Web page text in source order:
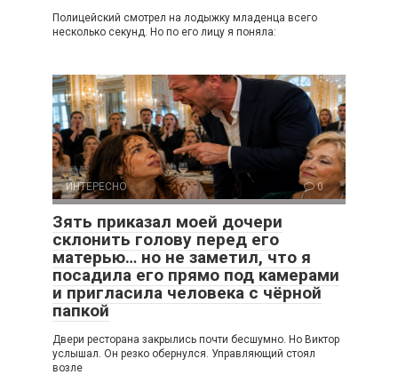
Полицейский смотрел на лодыжку младенца всего
несколько секунд. Но по его лицу я поняла:
ИНТЕРЕСНО 0
Зять приказал моей дочери
склонить голову перед его
матерью… но не заметил, что я
посадила его прямо под камерами
и пригласила человека с чёрной
папкой
Двери ресторана закрылись почти бесшумно. Но Виктор
услышал. Он резко обернулся. Управляющий стоял
возле